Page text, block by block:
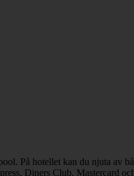
På hotellet kan du njuta av
Diners Club, Mastercard